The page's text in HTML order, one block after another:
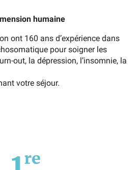
humaine
ont 160 ans d’expérience dans
pour soigner les
out, la dépression, l’insomnie, la
votre séjour.